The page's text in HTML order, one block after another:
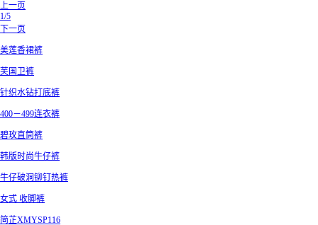
上一页
1/5
下一页
美莲香裙裤
芙国卫裤
针织水钻打底裤
400－499连衣裤
碧玫直筒裤
韩版时尚牛仔裤
牛仔破洞铆钉热裤
女式 收脚裤
简芷XMYSP116